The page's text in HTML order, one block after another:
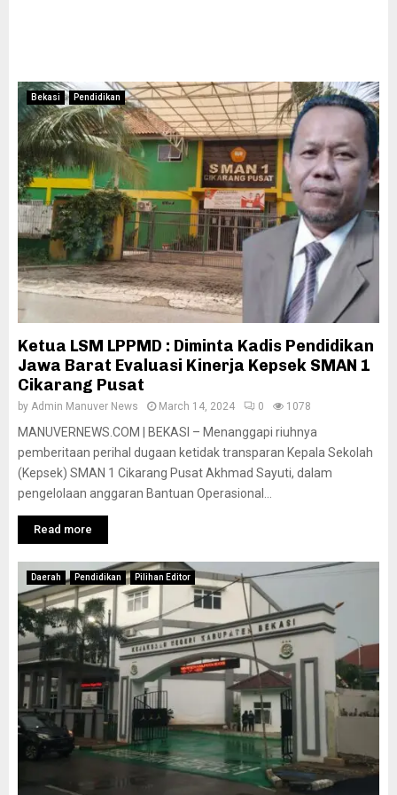
Bekasi Pendidikan
Ketua LSM LPPMD : Diminta Kadis Pendidikan
Jawa Barat Evaluasi Kinerja Kepsek SMAN 1
Cikarang Pusat
by Admin Manuver News March 14, 2024 0 1078
MANUVERNEWS.COM | BEKASI – Menanggapi riuhnya
pemberitaan perihal dugaan ketidak transparan Kepala Sekolah
(Kepsek) SMAN 1 Cikarang Pusat Akhmad Sayuti, dalam
pengelolaan anggaran Bantuan Operasional...
Read more
Daerah Pendidikan Pilihan Editor